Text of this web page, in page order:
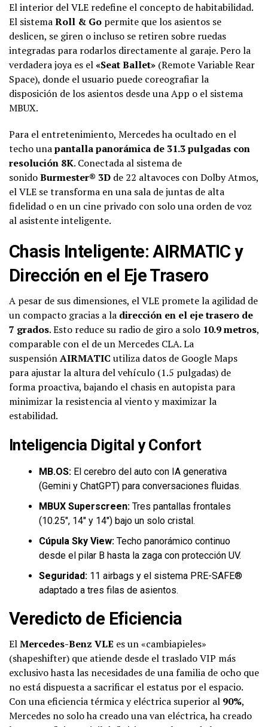
El interior del VLE redefine el concepto de habitabilidad.
El sistemaRoll & Go permite que los asientos se
deslicen, se giren o incluso se retiren sobre ruedas
integradas para rodarlos directamente al garaje. Pero la
verdadera joya es el«Seat Ballet» (Remote Variable Rear
Space), donde el usuario puede coreografiar la
disposición de los asientos desde una App o el sistema
MBUX.
Para el entretenimiento, Mercedes ha ocultado en el
techo unapantalla panorámica de 31.3 pulgadas con
resolución 8K. Conectada al sistema de
sonidoBurmester® 3D de 22 altavoces con Dolby Atmos,
el VLE se transforma en una sala de juntas de alta
fidelidad o en un cine privado con solo una orden de voz
al asistente inteligente.
Chasis Inteligente: AIRMATIC y
Dirección en el Eje Trasero
A pesar de sus dimensiones, el VLE promete la agilidad de
un compacto gracias a la dirección en el eje trasero de
7 grados. Esto reduce su radio de giro a solo 10.9 metros,
comparable con el de un Mercedes CLA. La
suspensiónAIRMATIC utiliza datos de Google Maps
para ajustar la altura del vehículo (1.5 pulgadas) de
forma proactiva, bajando el chasis en autopista para
minimizar la resistencia al viento y maximizar la
estabilidad.
Inteligencia Digital y Confort
MB.OS: El cerebro del auto con IA generativa
(Gemini y ChatGPT) para conversaciones fluidas.
MBUX Superscreen: Tres pantallas frontales
(10.25″, 14″ y 14″) bajo un solo cristal.
Cúpula Sky View: Techo panorámico continuo
desde el pilar B hasta la zaga con protección UV.
Seguridad: 11 airbags y el sistema PRE-SAFE®
adaptado a tres filas de asientos.
Veredicto de Eficiencia
ElMercedes-Benz VLE es un «cambiapieles»
(shapeshifter) que atiende desde el traslado VIP más
exclusivo hasta las necesidades de una familia de ocho que
no está dispuesta a sacrificar el estatus por el espacio.
Con una eficiencia térmica y eléctrica superior al 90%,
Mercedes no solo ha creado una van eléctrica, ha creado